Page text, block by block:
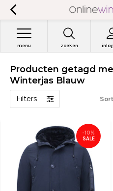
zoeken
menu
Producten getagd
Winterjas Blauw
Filters
-10%
SALE